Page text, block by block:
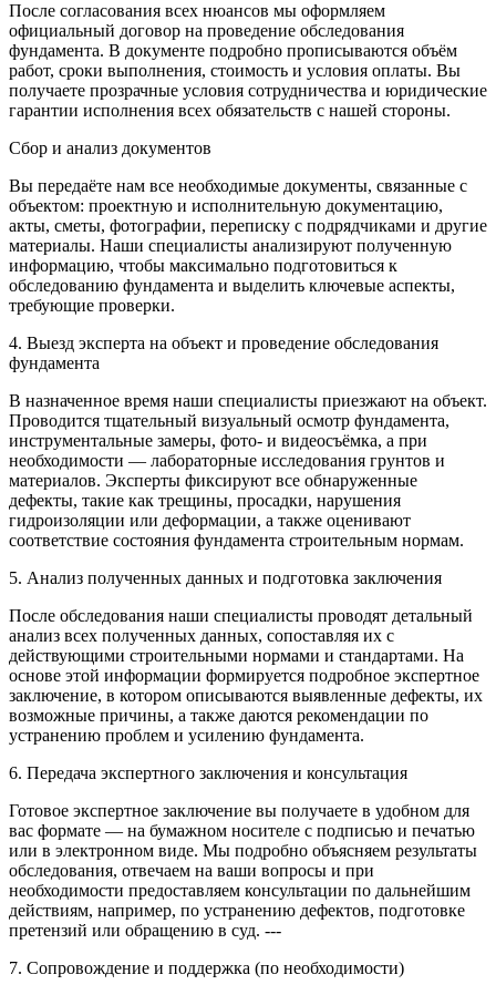
После согласования всех нюансов мы оформляем
официальный договор на проведение обследования
фундамента. В документе подробно прописываются объём
работ, сроки выполнения, стоимость и условия оплаты. Вы
получаете прозрачные условия сотрудничества и юридические
гарантии исполнения всех обязательств с нашей стороны.
Сбор и анализ документов
Вы передаёте нам все необходимые документы, связанные с
объектом: проектную и исполнительную документацию,
акты, сметы, фотографии, переписку с подрядчиками и другие
материалы. Наши специалисты анализируют полученную
информацию, чтобы максимально подготовиться к
обследованию фундамента и выделить ключевые аспекты,
требующие проверки.
4. Выезд эксперта на объект и проведение обследования
фундамента
В назначенное время наши специалисты приезжают на объект.
Проводится тщательный визуальный осмотр фундамента,
инструментальные замеры, фото- и видеосъёмка, а при
необходимости — лабораторные исследования грунтов и
материалов. Эксперты фиксируют все обнаруженные
дефекты, такие как трещины, просадки, нарушения
гидроизоляции или деформации, а также оценивают
соответствие состояния фундамента строительным нормам.
5. Анализ полученных данных и подготовка заключения
После обследования наши специалисты проводят детальный
анализ всех полученных данных, сопоставляя их с
действующими строительными нормами и стандартами. На
основе этой информации формируется подробное экспертное
заключение, в котором описываются выявленные дефекты, их
возможные причины, а также даются рекомендации по
устранению проблем и усилению фундамента.
6. Передача экспертного заключения и консультация
Готовое экспертное заключение вы получаете в удобном для
вас формате — на бумажном носителе с подписью и печатью
или в электронном виде. Мы подробно объясняем результаты
обследования, отвечаем на ваши вопросы и при
необходимости предоставляем консультации по дальнейшим
действиям, например, по устранению дефектов, подготовке
претензий или обращению в суд. ---
7. Сопровождение и поддержка (по необходимости)